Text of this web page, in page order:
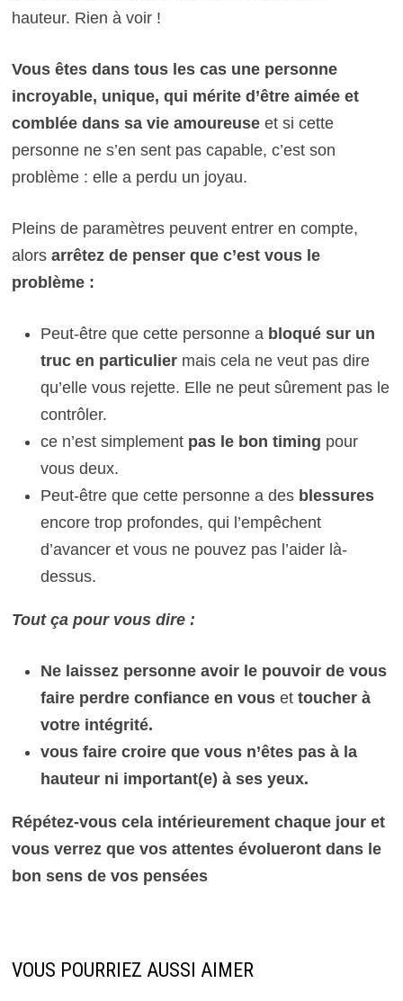
hauteur. Rien à voir !
Vous êtes dans tous les cas une personne
incroyable, unique, qui mérite d’être aimée et
comblée dans sa vie amoureuse et si cette
personne ne s’en sent pas capable, c’est son
problème : elle a perdu un joyau.
Pleins de paramètres peuvent entrer en compte,
alorsarrêtez de penser que c’est vous le
problème :
Peut-être que cette personne a bloqué sur un
truc en particuliermais cela ne veut pas dire
qu’elle vous rejette. Elle ne peut sûrement pas le
contrôler.
ce n’est simplement pas le bon timing pour
vous deux.
Peut-être que cette personne a des blessures
encore trop profondes, qui l’empêchent
d’avancer et vous ne pouvez pas l’aider là-
dessus.
Tout ça pour vous dire :
Ne laissez personne avoir le pouvoir de vous
faire perdre confiance en vousettoucher à
votre intégrité.
vous faire croire que vous n’êtes pas à la
hauteur ni important(e) à ses yeux.
Répétez-vous cela intérieurement chaque jour et
vous verrez que vos attentes évolueront dans le
bon sens de vos pensées
VOUS POURRIEZ AUSSI AIMER